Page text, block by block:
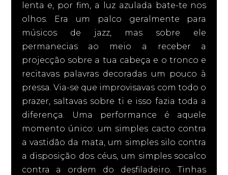
lenta e, por fim, a luz azulada bate-te nos
olhos. Era um palco geralmente para
músicos de jazz, mas sobre ele
permanecias ao meio a receber a
projecção sobre a tua cabeça e o tronco e
recitavas palavras decoradas um pouco à
pressa. Via-se que improvisavas com todo o
prazer, saltavas sobre ti e isso fazia toda a
diferença. Uma performance é aquele
momento único: um simples cacto contra
a vastidão da mata, um simples silo contra
a disposição dos céus, um simples socalco
contra a ordem do desfiladeiro. Tinhas